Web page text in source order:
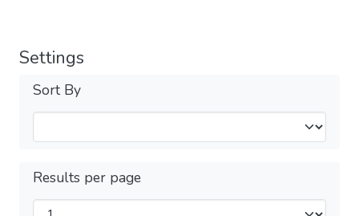
Settings
Sort By
Results per page